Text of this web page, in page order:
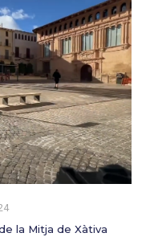
la Mitja de Xàtiva